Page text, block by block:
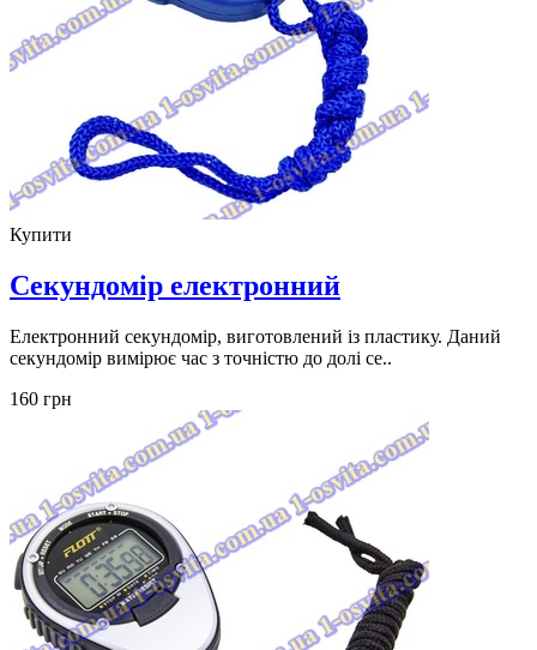
Купити
Секундомір електронний
Електронний секундомір, виготовлений із пластику. Даний
секундомір вимірює час з точністю до долі се..
160 грн